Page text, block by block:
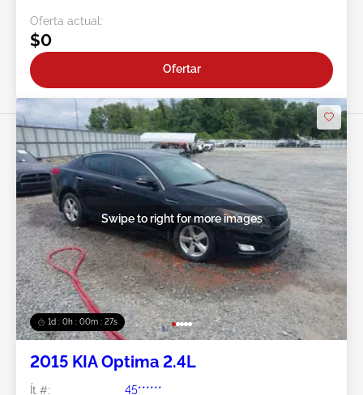
Oferta actual:
$0
Ofertar
1d : 0h : 00m : 24s
Swipe to right for more images
2015 KIA Optima 2.4L
Ít #: 45******